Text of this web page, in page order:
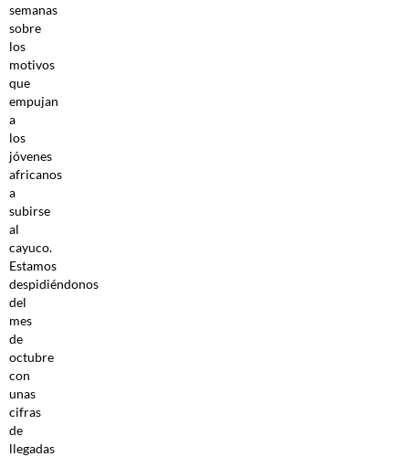
semanas
sobre
los
motivos
que
empujan
a
los
jóvenes
africanos
a
subirse
al
cayuco.
Estamos
despidiéndonos
del
mes
de
octubre
con
unas
cifras
de
llegadas